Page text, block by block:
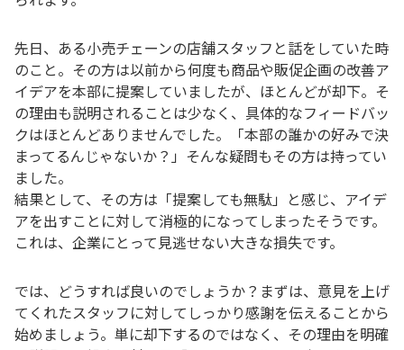
先日、ある小売チェーンの店舗スタッフと話をしていた時
のこと。その方は以前から何度も商品や販促企画の改善ア
イデアを本部に提案していましたが、ほとんどが却下。そ
の理由も説明されることは少なく、具体的なフィードバッ
クはほとんどありませんでした。「本部の誰かの好みで決
まってるんじゃないか？」そんな疑問もその方は持ってい
ました。
結果として、その方は「提案しても無駄」と感じ、アイデ
アを出すことに対して消極的になってしまったそうです。
これは、企業にとって見逃せない大きな損失です。
では、どうすれば良いのでしょうか？まずは、意見を上げ
てくれたスタッフに対してしっかり感謝を伝えることから
始めましょう。単に却下するのではなく、その理由を明確